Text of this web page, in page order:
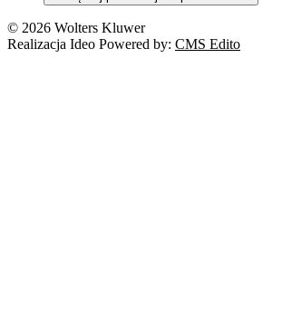
© 2026 Wolters Kluwer
Realizacja Ideo Powered by: CMS Edito